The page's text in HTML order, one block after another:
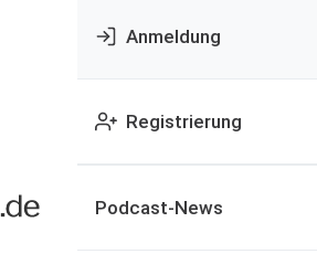
Anmeldung
Registrierung
Podcast-News